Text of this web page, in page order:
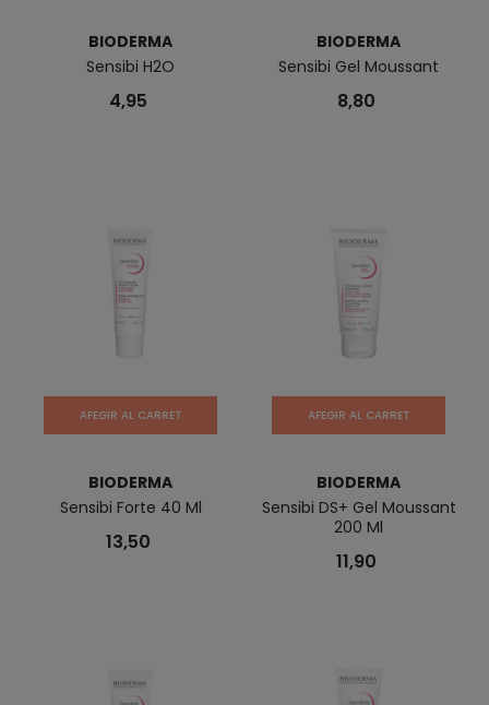
BIODERMA
Sensibi H2O
4,95
BIODERMA
Sensibi Gel Moussant
8,80
AFEGIR AL CARRET
BIODERMA
Sensibi Forte 40 Ml
13,50
AFEGIR AL CARRET
BIODERMA
Sensibi DS+ Gel Moussant
200 Ml
11,90